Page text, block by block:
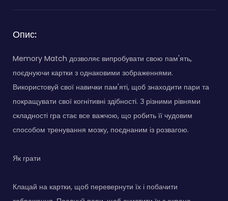
Опис:
Memory Match дозволяє випробувати свою пам'ять,
поєднуючи картки з однаковими зображеннями.
Використовуй свої навички пам'яті, щоб знаходити пари та
покращувати свої когнітивні здібності. З різними рівнями
складності гра стає все важчою, що робить її чудовим
способом тренування мозку, поєднаним із розвагою.
Як грати
Клацай на картки, щоб перевернути їх і побачити